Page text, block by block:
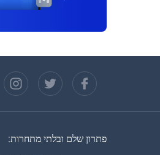
פתרון שלם ובלתי מתחרות: